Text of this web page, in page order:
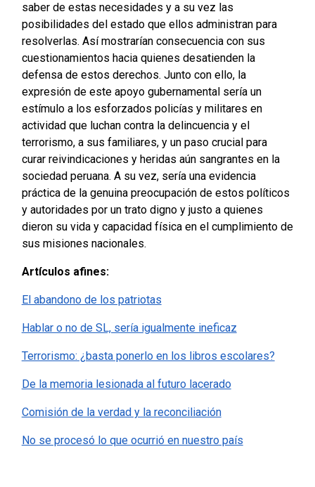
saber de estas necesidades y a su vez las
posibilidades del estado que ellos administran para
resolverlas. Así mostrarían consecuencia con sus
cuestionamientos hacia quienes desatienden la
defensa de estos derechos. Junto con ello, la
expresión de este apoyo gubernamental sería un
estímulo a los esforzados policías y militares en
actividad que luchan contra la delincuencia y el
terrorismo, a sus familiares, y un paso crucial para
curar reivindicaciones y heridas aún sangrantes en la
sociedad peruana. A su vez, sería una evidencia
práctica de la genuina preocupación de estos políticos
y autoridades por un trato digno y justo a quienes
dieron su vida y capacidad física en el cumplimiento de
sus misiones nacionales.
Artículos afines:
El abandono de los patriotas
Hablar o no de SL, sería igualmente ineficaz
Terrorismo: ¿basta ponerlo en los libros escolares?
De la memoria lesionada al futuro lacerado
Comisión de la verdad y la reconciliación
No se procesó lo que ocurrió en nuestro país